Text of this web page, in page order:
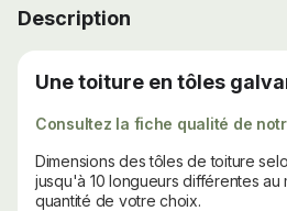
Description
Une toiture en tôles
Consultez la fiche qualité de
Dimensions des tôles de toiture
jusqu'à 10 longueurs différentes au
quantité de votre choix.